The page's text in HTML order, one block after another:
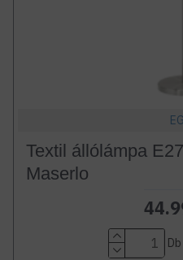
Textil állólámpa
Maserlo
Db